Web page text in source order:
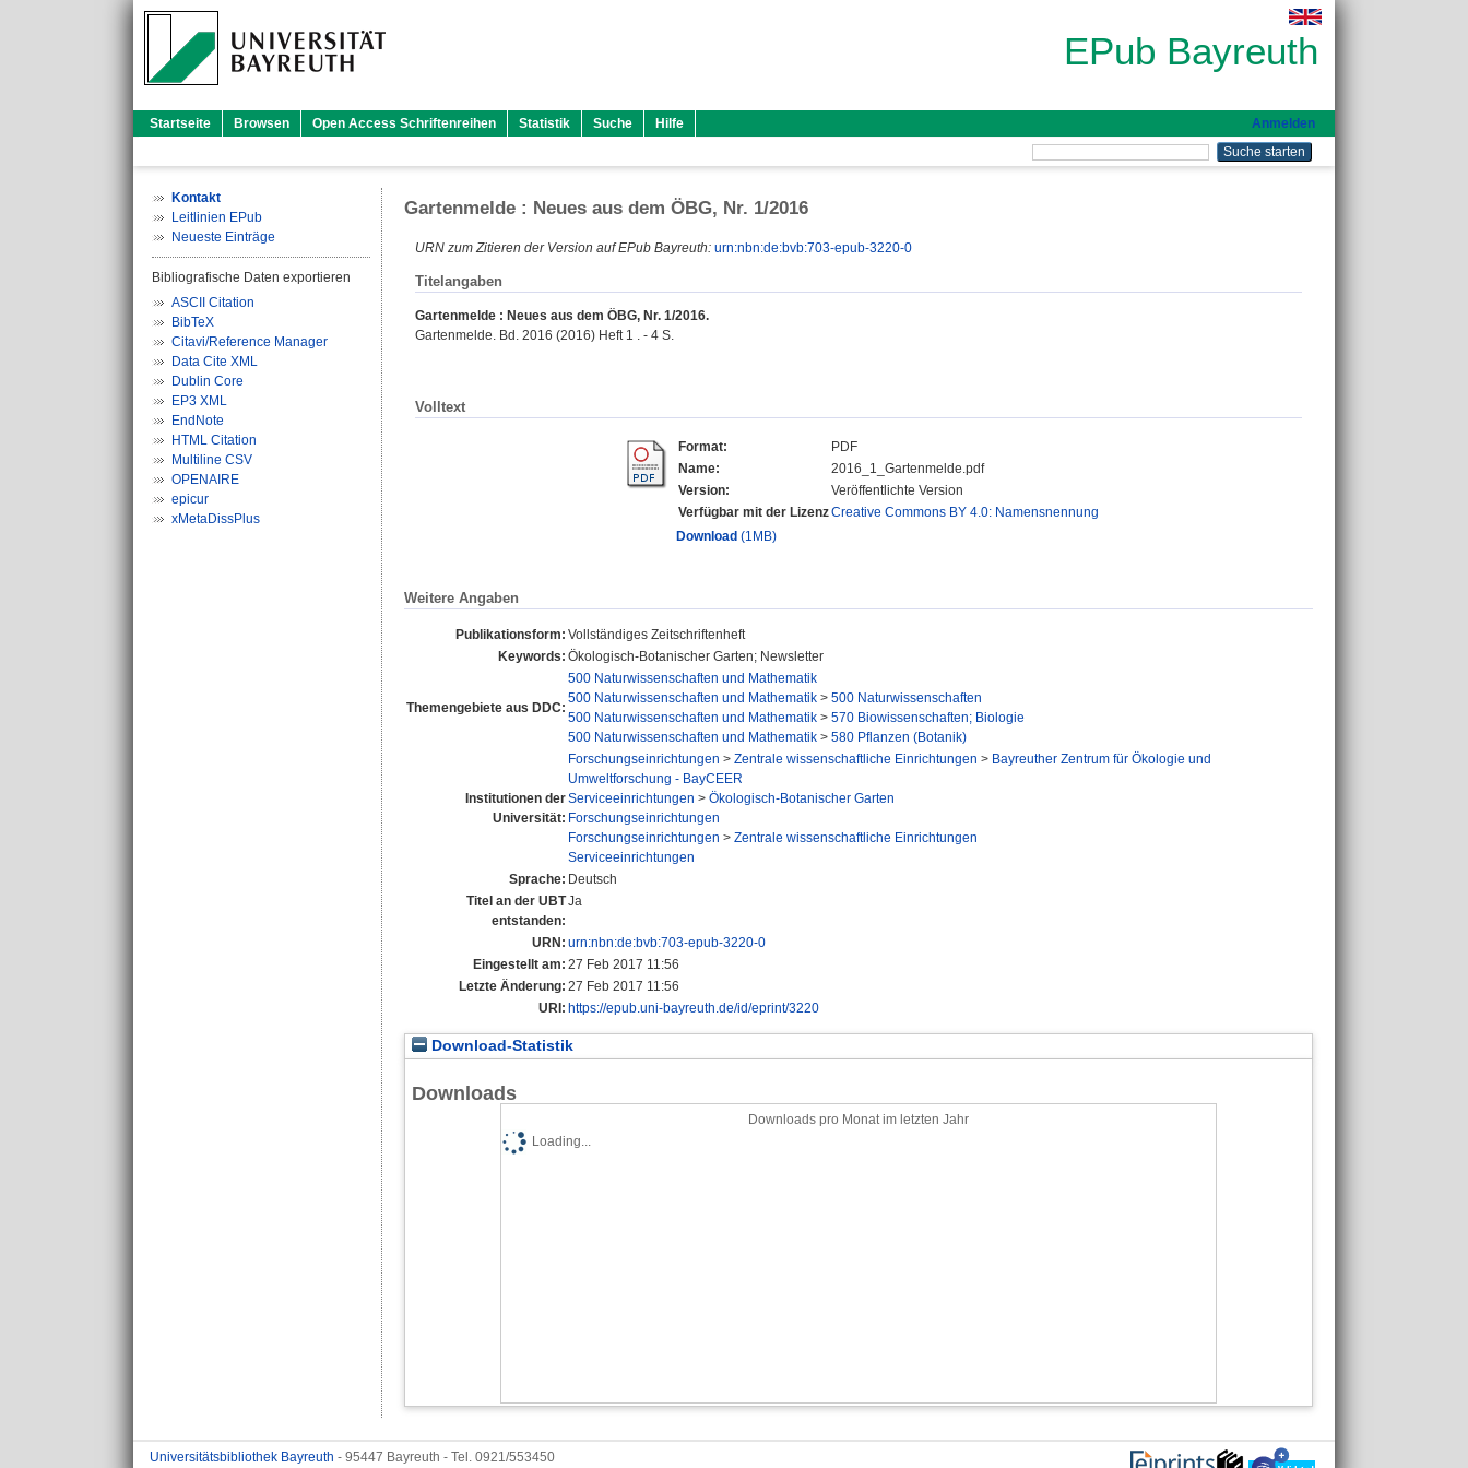
EPub Bayreuth
Startseite Browsen Open Access Schriftenreihen Statistik Suche Hilfe Anmelden
Kontakt
Leitlinien EPub
Neueste Einträge
Bibliografische Daten exportieren
ASCII Citation
BibTeX
Citavi/Reference Manager
Data Cite XML
Dublin Core
EP3 XML
EndNote
HTML Citation
Multiline CSV
OPENAIRE
epicur
xMetaDissPlus
Gartenmelde : Neues aus dem ÖBG, Nr. 1/2016
URN zum Zitieren der Version auf EPub Bayreuth: urn:nbn:de:bvb:703-epub-3220-0
Titelangaben
Gartenmelde : Neues aus dem ÖBG, Nr. 1/2016.
Gartenmelde. Bd. 2016 (2016) Heft 1 . - 4 S.
Volltext
Format:
PDF
Name:
2016_1_Gartenmelde.pdf
Version:
Veröffentlichte Version
Verfügbar mit der LizenzCreative Commons BY 4.0: Namensnennung
Download (1MB)
Weitere Angaben
Publikationsform: Vollständiges Zeitschriftenheft
Keywords: Ökologisch-Botanischer Garten; Newsletter
Themengebiete aus DDC:
500 Naturwissenschaften und Mathematik
500 Naturwissenschaften und Mathematik > 500 Naturwissenschaften
500 Naturwissenschaften und Mathematik > 570 Biowissenschaften; Biologie
500 Naturwissenschaften und Mathematik > 580 Pflanzen (Botanik)
Institutionen der
Universität:
Forschungseinrichtungen > Zentrale wissenschaftliche Einrichtungen > Bayreuther Zentrum für Ökologie und
Umweltforschung - BayCEER
Serviceeinrichtungen > Ökologisch-Botanischer Garten
Forschungseinrichtungen
Forschungseinrichtungen > Zentrale wissenschaftliche Einrichtungen
Serviceeinrichtungen
Sprache: Deutsch
Titel an der UBT
entstanden:
Ja
URN: urn:nbn:de:bvb:703-epub-3220-0
Eingestellt am: 27 Feb 2017 11:56
Letzte Änderung: 27 Feb 2017 11:56
URI: https://epub.uni-bayreuth.de/id/eprint/3220
Download-Statistik
Downloads
Downloads pro Monat im letzten Jahr
Loading...
Universitätsbibliothek Bayreuth - 95447 Bayreuth - Tel. 0921/553450